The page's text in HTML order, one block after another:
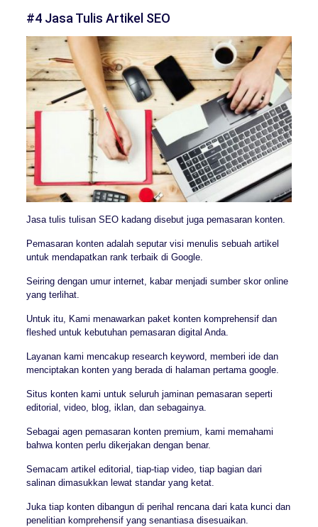
#4 Jasa Tulis Artikel SEO
Jasa tulis tulisan SEO kadang disebut juga pemasaran konten.
Pemasaran konten adalah seputar visi menulis sebuah artikel
untuk mendapatkan rank terbaik di Google.
Seiring dengan umur internet, kabar menjadi sumber skor online
yang terlihat.
Untuk itu, Kami menawarkan paket konten komprehensif dan
fleshed untuk kebutuhan pemasaran digital Anda.
Layanan kami mencakup research keyword, memberi ide dan
menciptakan konten yang berada di halaman pertama google.
Situs konten kami untuk seluruh jaminan pemasaran seperti
editorial, video, blog, iklan, dan sebagainya.
Sebagai agen pemasaran konten premium, kami memahami
bahwa konten perlu dikerjakan dengan benar.
Semacam artikel editorial, tiap-tiap video, tiap bagian dari
salinan dimasukkan lewat standar yang ketat.
Juka tiap konten dibangun di perihal rencana dari kata kunci dan
penelitian komprehensif yang senantiasa disesuaikan.